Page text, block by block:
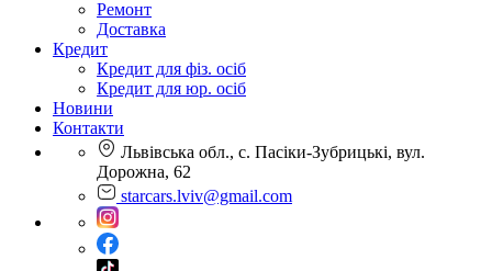
Ремонт
Доставка
Кредит
Кредит для фіз. осіб
Кредит для юр. осіб
Новини
Контакти
Львівська обл., с. Пасіки-Зубрицькі, вул.
Дорожна, 62
starcars.lviv@gmail.com